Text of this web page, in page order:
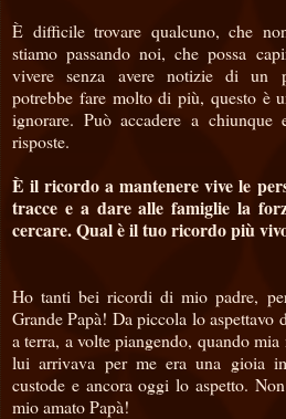
È difficile trovare qualcuno, che
stiamo passando noi, che possa
vivere senza avere notizie di un
potrebbe fare molto di più, questo è
ignorare. Può accadere a
risposte.
È il ricordo a mantenere vive le
tracce e a dare alle famiglie la
cercare. Qual è il tuo ricordo più
Ho tanti bei ricordi di mio padre,
Grande Papà! Da piccola lo aspettavo
a terra, a volte piangendo, quando
lui arrivava per me era una gioia
custode e ancora oggi lo aspetto.
mio amato Papà!